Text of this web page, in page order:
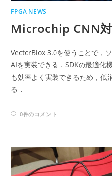
FPGA NEWS
Microchip CNN
VectorBlox 3.0を使うことで，
AIを実装できる．SDKの最適化
も効率よく実装できるため，低
る．
0件のコメント